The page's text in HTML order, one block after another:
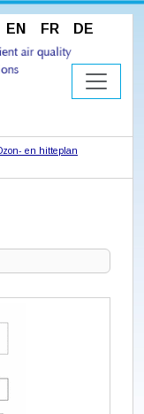
EN FR DE
en hitteplan